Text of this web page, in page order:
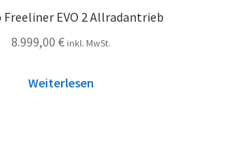
Freeliner EVO 2 Allradantrieb
8.999,00 € inkl. MwSt.
Weiterlesen